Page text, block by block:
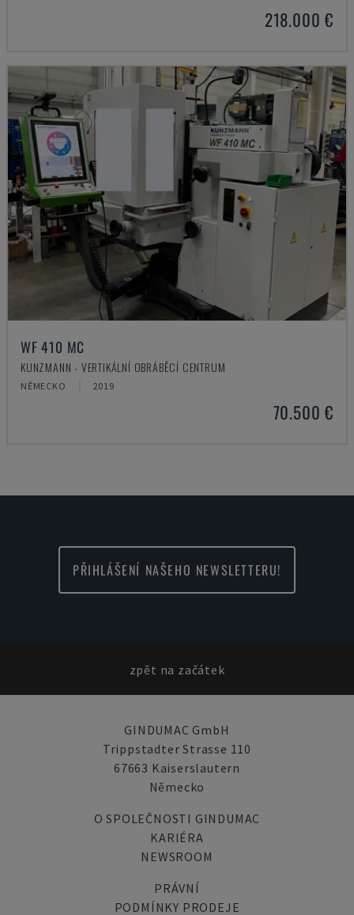
218.000 €
WF 410 MC
KUNZMANN - VERTIKÁLNÍ OBRÁBĚCÍ CENTRUM
NĚMECKO 2019
70.500 €
PŘIHLÁŠENÍ NAŠEHO NEWSLETTERU!
zpět na začátek
GINDUMAC GmbH
Trippstadter Strasse 110
67663 Kaiserslautern
Německo
O SPOLEČNOSTI GINDUMAC
KARIÉRA
NEWSROOM
PRÁVNÍ
PODMÍNKY PRODEJE